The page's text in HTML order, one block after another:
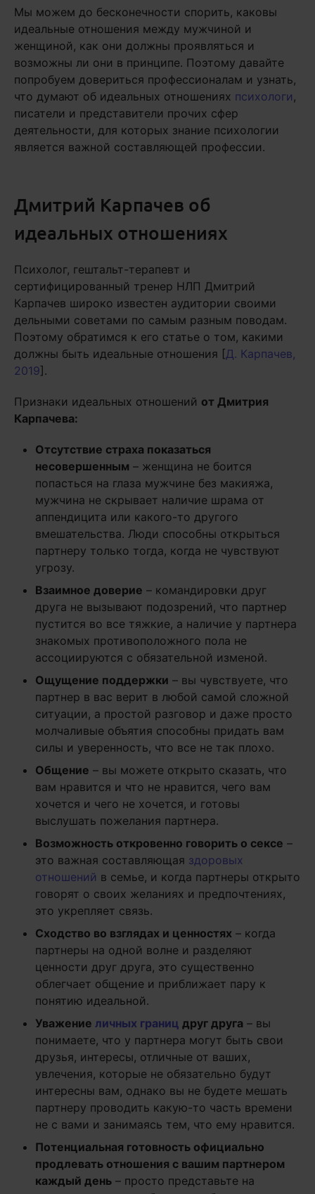
Мы можем до бесконечности спорить, каковы
идеальные отношения между мужчиной и
женщиной, как они должны проявляться и
возможны ли они в принципе. Поэтому давайте
попробуем довериться профессионалам и узнать,
что думают об идеальных отношениях психологи ,
писатели и представители прочих сфер
деятельности, для которых знание психологии
является важной составляющей профессии.
Дмитрий Карпачев об
идеальных отношениях
Психолог, гештальт-терапевт и
сертифицированный тренер НЛП Дмитрий
Карпачев широко известен аудитории своими
дельными советами по самым разным поводам.
Поэтому обратимся к его статье о том, какими
должны быть идеальные отношения [Д. Карпачев,
2019].
Признаки идеальных отношений от Дмитрия
Карпачева:
Отсутствие страха показаться
несовершенным – женщина не боится
попасться на глаза мужчине без макияжа,
мужчина не скрывает наличие шрама от
аппендицита или какого-то другого
вмешательства. Люди способны открыться
партнеру только тогда, когда не чувствуют
угрозу.
Взаимное доверие – командировки друг
друга не вызывают подозрений, что партнер
пустится во все тяжкие, а наличие у партнера
знакомых противоположного пола не
ассоциируются с обязательной изменой.
Ощущение поддержки – вы чувствуете, что
партнер в вас верит в любой самой сложной
ситуации, а простой разговор и даже просто
молчаливые объятия способны придать вам
силы и уверенность, что все не так плохо.
Общение – вы можете открыто сказать, что
вам нравится и что не нравится, чего вам
хочется и чего не хочется, и готовы
выслушать пожелания партнера.
Возможность откровенно говорить о сексе –
это важная составляющая здоровых
отношений в семье, и когда партнеры открыто
говорят о своих желаниях и предпочтениях,
это укрепляет связь.
Сходство во взглядах и ценностях – когда
партнеры на одной волне и разделяют
ценности друг друга, это существенно
облегчает общение и приближает пару к
понятию идеальной.
Уважение личных границ друг друга – вы
понимаете, что у партнера могут быть свои
друзья, интересы, отличные от ваших,
увлечения, которые не обязательно будут
интересны вам, однако вы не будете мешать
партнеру проводить какую-то часть времени
не с вами и занимаясь тем, что ему нравится.
Потенциальная готовность официально
продлевать отношения с вашим партнером
каждый день – просто представьте на